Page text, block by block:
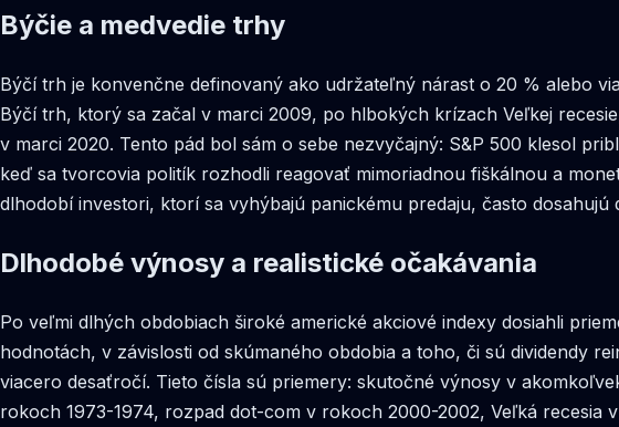
Býčie a medvedie trhy
Býčí trh je konvenčne definovaný ako udržateľný nárast o 20 % alebo
Býčí trh, ktorý sa začal v marci 2009, po hlbokých krízach Veľkej
v marci 2020. Tento pád bol sám o sebe nezvyčajný: S&P 500 klesol
keď sa tvorcovia politík rozhodli reagovať mimoriadnou fiškálnou a
dlhodobí investori, ktorí sa vyhýbajú panickému predaju, často dosahujú
Dlhodobé výnosy a realistické očakávania
Po veľmi dlhých obdobiach široké americké akciové indexy dosiahli
hodnotách, v závislosti od skúmaného obdobia a toho, či sú dividendy
viacero desaťročí. Tieto čísla sú priemery: skutočné výnosy v
rokoch 1973-1974, rozpad dot-com v rokoch 2000-2002, Veľká